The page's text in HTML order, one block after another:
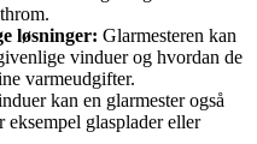
løsninger: Glarmesteren kan
vinduer og hvordan de
varmeudgifter.
kan en glarmester også
eksempel glasplader eller